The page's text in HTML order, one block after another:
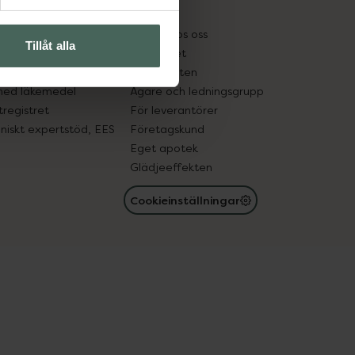
Tillåt alla
in gammal medicin
läkemedel
expertstöd, EES
Pressrum
Jobba hos oss
Hållbarhet
Samarbeten
Ägare och ledningsgrupp
För leverantörer
Företagskund
Eget apotek
Glädjeeffekten
Cookieinställningar